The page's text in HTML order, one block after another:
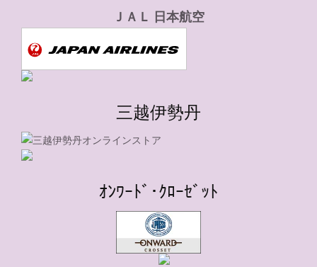
ＪＡＬ 日本航空
三越伊勢丹
ｵﾝﾜｰﾄﾞ･ｸﾛｰｾﾞｯﾄ